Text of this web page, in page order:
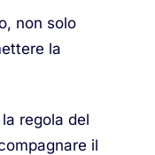
non solo
la
regola del
il